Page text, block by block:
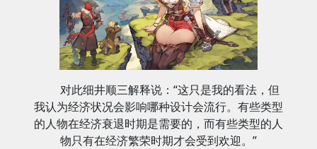
对此细井顺三解释说：“这只是我的看法，但
我认为经济状况会影响哪种设计会流行。有些类型
的人物在经济衰退时期是需要的，而有些类型的人
物只有在经济繁荣时期才会受到欢迎。”